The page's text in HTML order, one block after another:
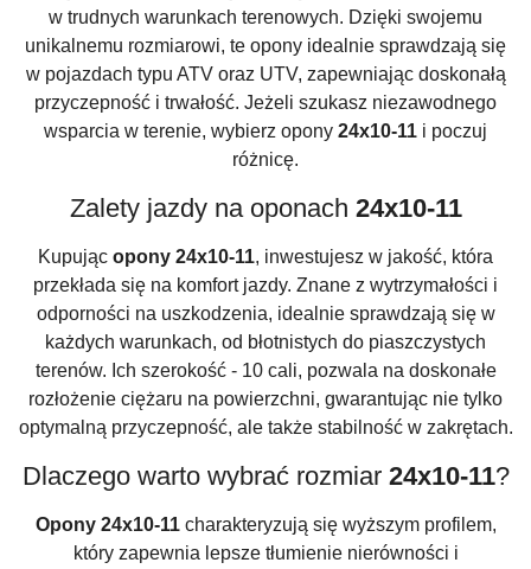
w trudnych warunkach terenowych. Dzięki swojemu
unikalnemu rozmiarowi, te opony idealnie sprawdzają się
w pojazdach typu ATV oraz UTV, zapewniając doskonałą
przyczepność i trwałość. Jeżeli szukasz niezawodnego
wsparcia w terenie, wybierz opony 24x10-11 i poczuj
różnicę.
Zalety jazdy na oponach 24x10-11
Kupując opony 24x10-11, inwestujesz w jakość, która
przekłada się na komfort jazdy. Znane z wytrzymałości i
odporności na uszkodzenia, idealnie sprawdzają się w
każdych warunkach, od błotnistych do piaszczystych
terenów. Ich szerokość - 10 cali, pozwala na doskonałe
rozłożenie ciężaru na powierzchni, gwarantując nie tylko
optymalną przyczepność, ale także stabilność w zakrętach.
Dlaczego warto wybrać rozmiar 24x10-11?
Opony 24x10-11charakteryzują się wyższym profilem,
który zapewnia lepsze tłumienie nierówności i